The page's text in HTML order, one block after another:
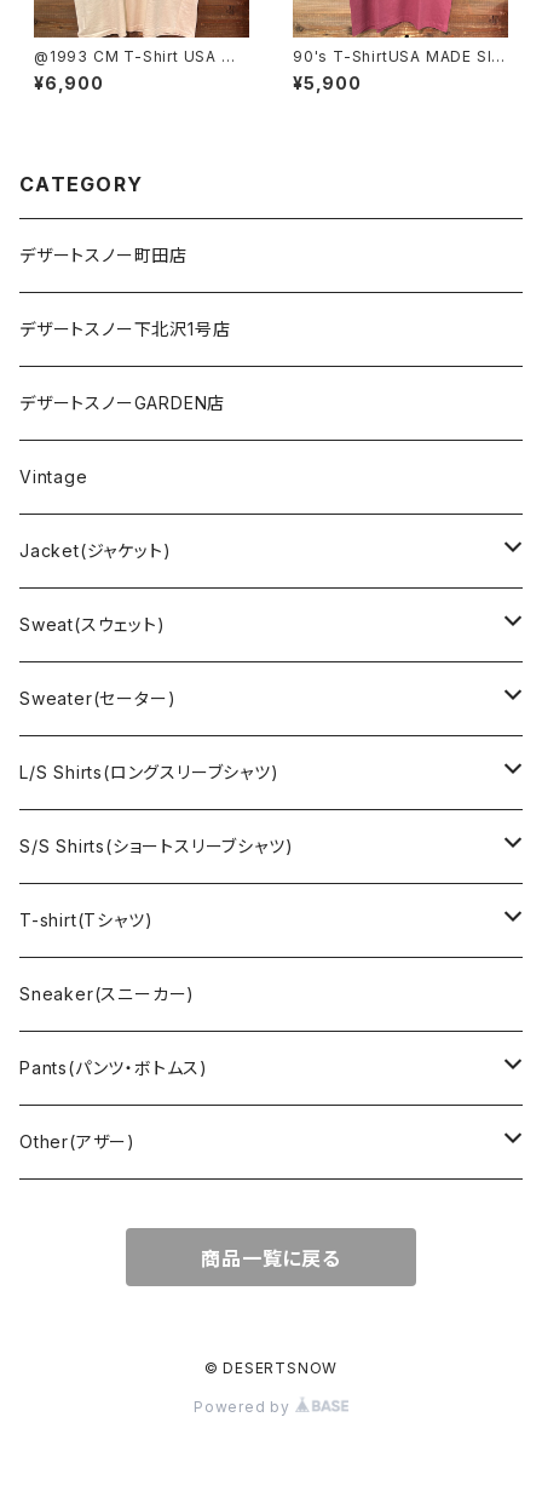
@1993 CM T-Shirt USA MA
DE SIZE:3XL
¥6,900
90's T-ShirtUSA MADE SIZ
E:L
¥5,900
CATEGORY
デザートスノー町田店
デザートスノー下北沢1号店
デザートスノーGARDEN店
Vintage
Jacket(ジャケット)
US Military(ユーエスミリタリー)
EURO Military(ユーロミリタリー）
Ralph Laurne(ラルフローレン)
Denim jacket(デニムジャケット)
Vest(ベスト)
Outdoor(アウトドア)
Cover all(カバーオール)
Nylon Jacket(ナイロンジャケット)
Long Coat(ロングコート)
Sweat(スウェット)
Champion(チャンピオン)
Reverse Weave(リバースウィーブ)
Sports sweat(スポーツ スウェット)
Character(キャラクター)
Lee （リー）
Russell（ラッセル）
Sweater(セーター)
Ralph Lauren(ラルフローレン)
Brand(ブランド)
LACOSTE(ラコステ)
Cardigan(カーディガン)
Vest(ベスト)
Military （ミリタリー）
L/S Shirts(ロングスリーブシャツ)
Ralph Lauren(ラルフローレン)
Brooks Brothers(ブルックスブラザーズ)
Military（ミリタリー）
Euro(ヨーロッパ)
Work（ワーク）
Outdoor(アウトドア)
Character（キャラクター）
S/S Shirts(ショートスリーブシャツ)
Ralph Lauren (ラルフローレン)
Hawaiian(ハワイアン)
Military (ミリタリー )
bowling（ボウリング）
T-shirt(Tシャツ)
Champion(チャンピオン)
Sport(スポーツ)
Harley Davidson(ハーレーダビッドソン)
SK-8(スケート)
Sneaker(スニーカー)
Pants(パンツ・ボトムス)
Carhartt,Dickies(カーハート、ディッキーズ)
US Military（ユーエスミリタリー）
EURO Military(ユーロミリタリー)
Other(アザー)
商品一覧に戻る
© DESERTSNOW
Powered by